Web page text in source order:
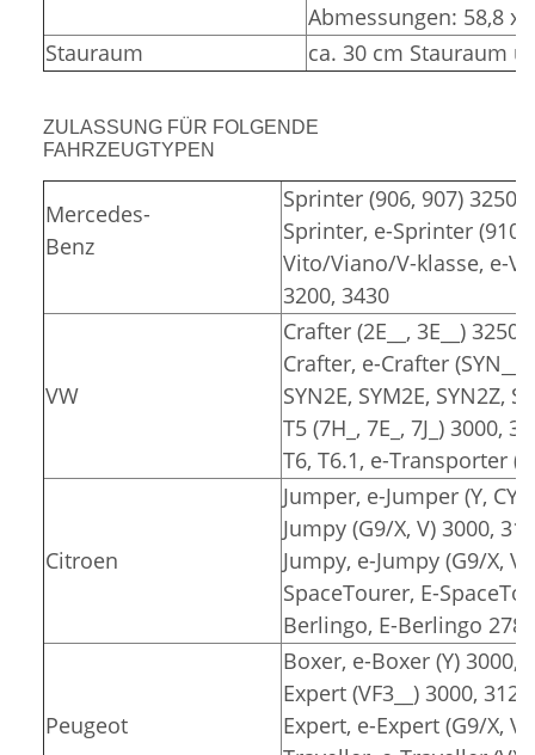
Abmessungen: 58,8 x
Stauraum
ca. 30 cm Stauraum
ZULASSUNG FÜR FOLGENDE
FAHRZEUGTYPEN
Mercedes-
Benz
Sprinter (906, 907) 3250,
Sprinter, e-Sprinter (910)
Vito/Viano/V-klasse, e-
3200, 3430
VW
Crafter (2E__, 3E__)
Crafter, e-Crafter (SYN__,
SYN2E, SYM2E, SYN2Z,
T5 (7H_, 7E_, 7J_) 3000,
T6, T6.1, e-Transporter
Citroen
Jumper, e-Jumper (Y,
Jumpy (G9/X, V) 3000,
Jumpy, e-Jumpy (G9/X,
SpaceTourer, E-
Berlingo, E-Berlingo
Peugeot
Boxer, e-Boxer (Y) 3000,
Expert (VF3__) 3000, 3122
Expert, e-Expert (G9/X,